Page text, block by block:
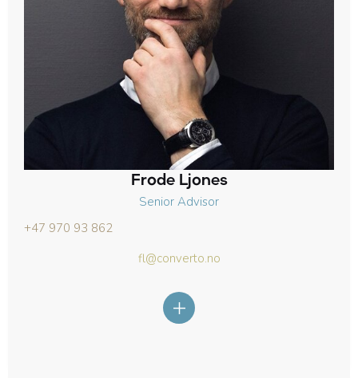
Frode Ljones
Senior Advisor
+47 970 93 862
fl@converto.no